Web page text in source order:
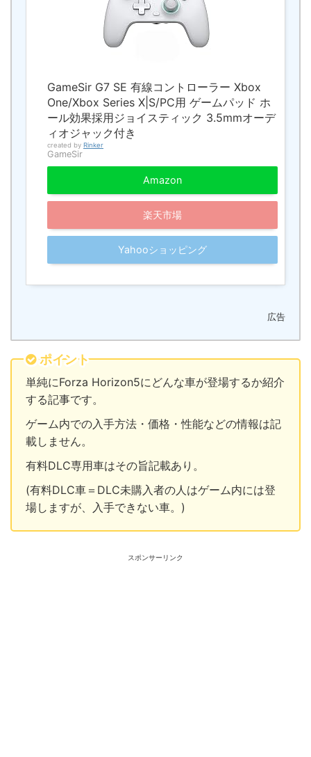
GameSir G7 SE 有線コントローラー Xbox
One/Xbox Series X|S/PC用 ゲームパッド ホ
ール効果採用ジョイスティック 3.5mmオーデ
ィオジャック付き
created by Rinker
GameSir
Amazon
楽天市場
Yahooショッピング
広告
ポイント
単純にForza Horizon5にどんな車が登場するか紹介
する記事です。
ゲーム内での入手方法・価格・性能などの情報は記
載しません。
有料DLC専用車はその旨記載あり。
(有料DLC車＝DLC未購入者の人はゲーム内には登
場しますが、入手できない車。)
スポンサーリンク